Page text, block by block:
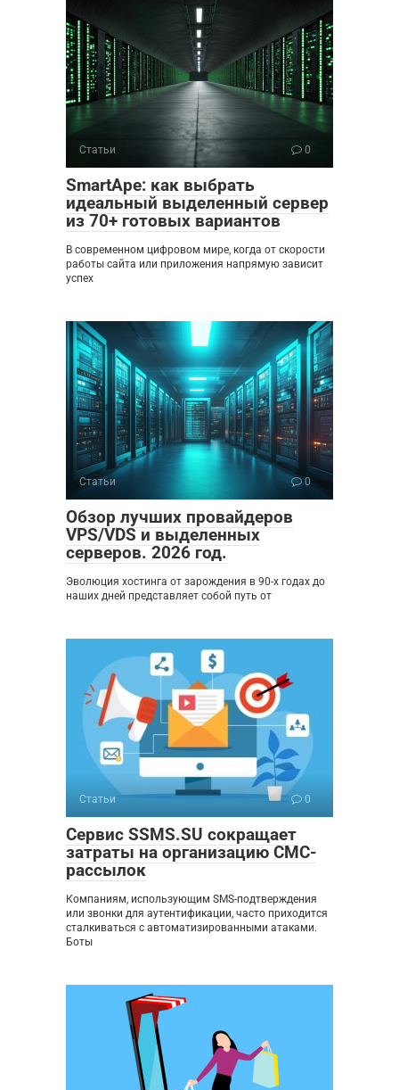
Статьи 0
SmartApe: как выбрать
идеальный выделенный сервер
из 70+ готовых вариантов
В современном цифровом мире, когда от скорости
работы сайта или приложения напрямую зависит
успех
Статьи 0
Обзор лучших провайдеров
VPS/VDS и выделенных
серверов. 2026 год.
Эволюция хостинга от зарождения в 90-х годах до
наших дней представляет собой путь от
Статьи 0
Сервис SSMS.SU сокращает
затраты на организацию СМС-
рассылок
Компаниям, использующим SMS-подтверждения
или звонки для аутентификации, часто приходится
сталкиваться с автоматизированными атаками.
Боты